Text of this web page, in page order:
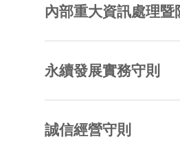
內部重大資訊處理
永續發展實務守則
誠信經營守則